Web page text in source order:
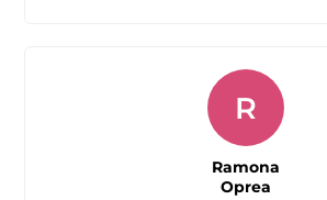
R
Ramona
Oprea